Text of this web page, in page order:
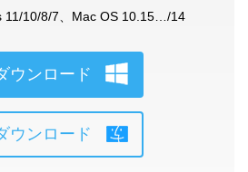
11/10/8/7、Mac OS 10.15…/14
ウンロード
ウンロード